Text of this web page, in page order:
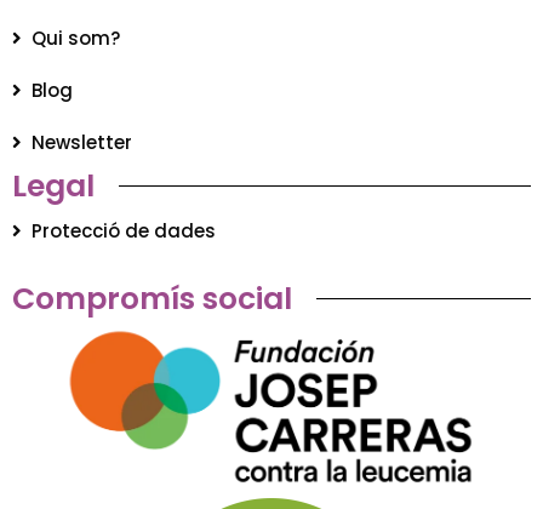
Qui som?
Blog
Newsletter
Legal
Protecció de dades
Compromís social